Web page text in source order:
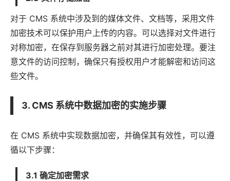
对于 CMS 系统中涉及到的媒体文件、文档等，采用文件
加密技术可以保护用户上传的内容。可以选择对文件进行
对称加密，在保存到服务器之前对其进行加密处理。要注
意文件的访问控制，确保只有授权用户才能解密和访问这
些文件。
3. CMS 系统中数据加密的实施步骤
在 CMS 系统中实现数据加密，并确保其有效性，可以遵
循以下步骤：
3.1 确定加密需求